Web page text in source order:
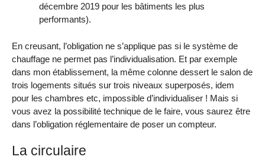
décembre 2019 pour les bâtiments les plus
performants).
En creusant, l’obligation ne s’applique pas si le système de
chauffage ne permet pas l’individualisation. Et par exemple
dans mon établissement, la même colonne dessert le salon de
trois logements situés sur trois niveaux superposés, idem
pour les chambres etc, impossible d’individualiser ! Mais si
vous avez la possibilité technique de le faire, vous saurez être
dans l’obligation réglementaire de poser un compteur.
La circulaire